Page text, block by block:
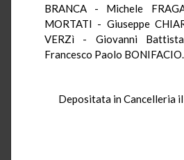
BRANCA - Michele
MORTATI - Giuseppe
VERZì - Giovanni
Francesco Paolo BONIFACIO.
Depositata in Cancelleria